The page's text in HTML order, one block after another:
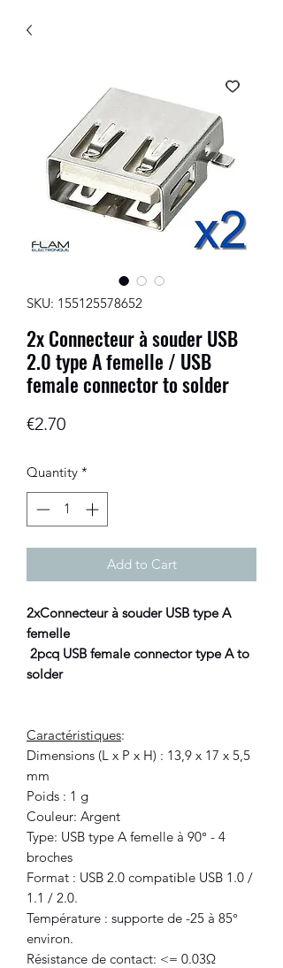
SKU: 155125578652
2x Connecteur à souder USB
2.0 type A femelle / USB
female connector to solder
€2.70Price
Quantity *
Add to Cart
2xConnecteur à souder USB type A
femelle
2pcq USB female connector type A to
solder
Caractéristiques:
Dimensions (L x P x H) : 13,9 x 17 x 5,5
mm
Poids : 1 g
Couleur: Argent
Type: USB type A femelle à 90° - 4
broches
Format : USB 2.0 compatible USB 1.0 /
1.1 / 2.0.
Température : supporte de -25 à 85°
environ.
Résistance de contact: <= 0.03Ω